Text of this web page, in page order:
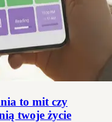
to mit czy
twoje życie